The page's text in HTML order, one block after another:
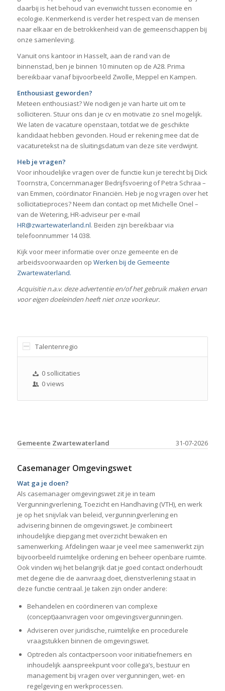
daarbij is het behoud van evenwicht tussen economie en
ecologie. Kenmerkend is verder het respect van de mensen
naar elkaar en de betrokkenheid van de gemeenschappen bij
onze samenleving.
Vanuit ons kantoor in Hasselt, aan de rand van de
binnenstad, ben je binnen 10 minuten op de A28. Prima
bereikbaar vanaf bijvoorbeeld Zwolle, Meppel en Kampen.
Enthousiast geworden?
Meteen enthousiast? We nodigen je van harte uit om te
solliciteren. Stuur ons dan je cv en motivatie zo snel mogelijk.
We laten de vacature openstaan, totdat we de geschikte
kandidaat hebben gevonden. Houd er rekening mee dat de
vacaturetekst na de sluitingsdatum van deze site verdwijnt.
Heb je vragen?
Voor inhoudelijke vragen over de functie kun je terecht bij Dick
Toornstra, Concernmanager Bedrijfsvoering of Petra Schraa –
van Emmen, coördinator Financiën. Heb je nog vragen over het
sollicitatieproces? Neem dan contact op met Michelle Onel –
van de Wetering, HR-adviseur per e-mail
HR@zwartewaterland.nl. Beiden zijn bereikbaar via
telefoonnummer 14 038.
Kijk voor meer informatie over onze gemeente en de
arbeidsvoorwaarden op Werken bij de Gemeente
Zwartewaterland.
Acquisitie n.a.v. deze advertentie en/of het gebruik maken ervan
voor eigen doeleinden heeft niet onze voorkeur.
Talentenregio
0 sollicitaties
0 views
31-07-2026
Gemeente Zwartewaterland
Casemanager Omgevingswet
Wat ga je doen?
Als casemanager omgevingswet zit je in team
Vergunningverlening, Toezicht en Handhaving (VTH), en werk
je op het snijvlak van beleid, vergunningverlening en
advisering binnen de omgevingswet. Je combineert
inhoudelijke diepgang met overzicht bewaken en
samenwerking. Afdelingen waar je veel mee samenwerkt zijn
bijvoorbeeld ruimtelijke ordening en beheer openbare ruimte.
Ook vinden wij het belangrijk dat je goed contact onderhoudt
met degene die de aanvraag doet, dienstverlening staat in
deze functie centraal. Je taken zijn onder andere:
Behandelen en coördineren van complexe
(concept)aanvragen voor omgevingsvergunningen.
Adviseren over juridische, ruimtelijke en procedurele
vraagstukken binnen de omgevingswet.
Optreden als contactpersoon voor initiatiefnemers en
inhoudelijk aanspreekpunt voor collega’s, bestuur en
management bij vragen over vergunningen, wet- en
regelgeving en werkprocessen.